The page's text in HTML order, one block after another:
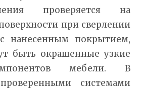
проверяется на
при сверлении
нанесенным покрытием,
быть окрашенные узкие
мебели. В
системами